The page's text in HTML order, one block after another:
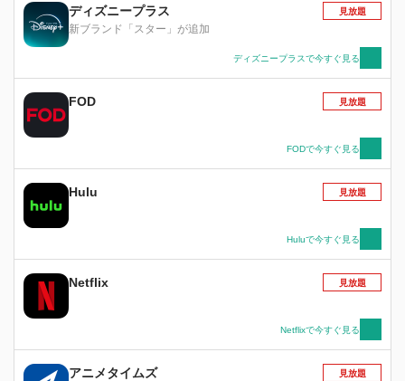
ディズニープラス
新ブランド「スター」が追加
見放題
ディズニープラスで今すぐ見る
FOD 見放題
FODで今すぐ見る
Hulu 見放題
Huluで今すぐ見る
Netflix 見放題
Netflixで今すぐ見る
アニメタイムズ 見放題